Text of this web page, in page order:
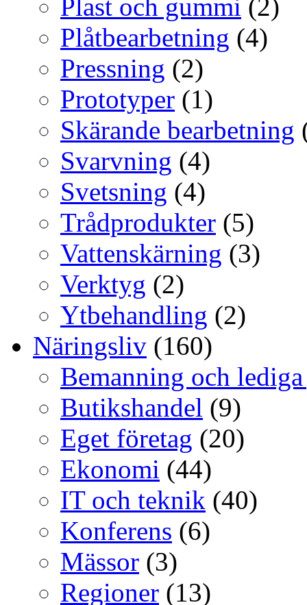
Plast och gummi (2)
Plåtbearbetning (4)
Pressning (2)
Prototyper (1)
Skärande bearbetning
Svarvning (4)
Svetsning (4)
Trådprodukter (5)
Vattenskärning (3)
Verktyg (2)
Ytbehandling (2)
Näringsliv (160)
Bemanning och
Butikshandel (9)
Eget företag (20)
Ekonomi (44)
IT och teknik (40)
Konferens (6)
Mässor (3)
Regioner (13)